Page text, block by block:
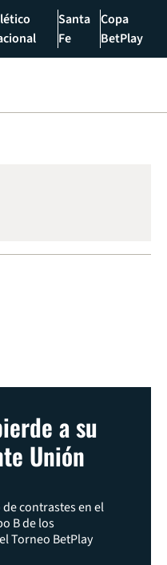
Santa
Fe
Copa
BetPlay
a su
Unión
de contrastes en el
B de los
Torneo BetPlay